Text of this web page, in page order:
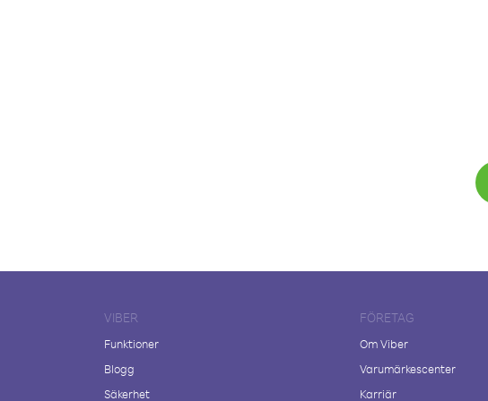
VIBER
Funktioner
Blogg
Säkerhet
FÖRETAG
Om Viber
Varumärkescenter
Karriär